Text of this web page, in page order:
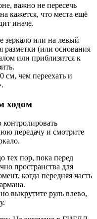
важно не пересечь
кажется, что места ещё
иначе.
зеркало или на левый
разметки (или основания
или приблизится к
см, чем переехать и
ходом
передачу и смотрите
тех пор, пока перед
пространства для
когда передняя часть
выкрутите руль влево,